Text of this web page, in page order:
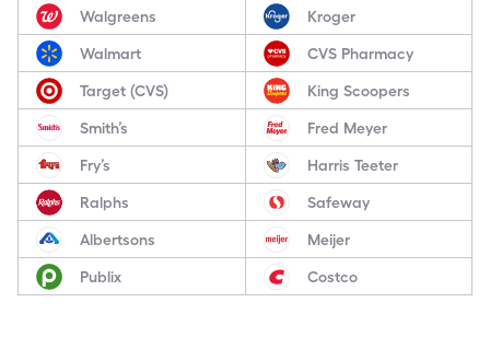
Walgreens Kroger
Walmart CVS Pharmacy
Target (CVS) King Scoopers
Smith’s Fred Meyer
Fry’s Harris Teeter
Ralphs Safeway
Albertsons Meijer
Publix Costco